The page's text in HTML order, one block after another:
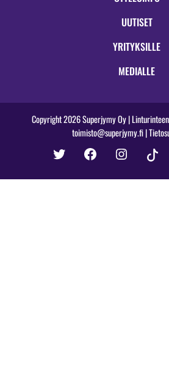
UUTISET
YRITYKSILLE
MEDIALLE
Copyright 2026 Superjymy Oy |
toimisto@superjymy.fi|